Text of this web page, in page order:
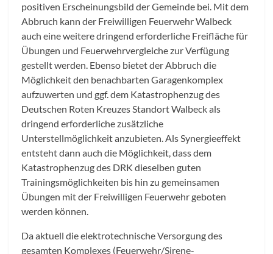
positiven Erscheinungsbild der Gemeinde bei. Mit dem
Abbruch kann der Freiwilligen Feuerwehr Walbeck
auch eine weitere dringend erforderliche Freifläche für
Übungen und Feuerwehrvergleiche zur Verfügung
gestellt werden. Ebenso bietet der Abbruch die
Möglichkeit den benachbarten Garagenkomplex
aufzuwerten und ggf. dem Katastrophenzug des
Deutschen Roten Kreuzes Standort Walbeck als
dringend erforderliche zusätzliche
Unterstellmöglichkeit anzubieten. Als Synergieeffekt
entsteht dann auch die Möglichkeit, dass dem
Katastrophenzug des DRK dieselben guten
Trainingsmöglichkeiten bis hin zu gemeinsamen
Übungen mit der Freiwilligen Feuerwehr geboten
werden können.
Da aktuell die elektrotechnische Versorgung des
gesamten Komplexes (Feuerwehr/Sirene-